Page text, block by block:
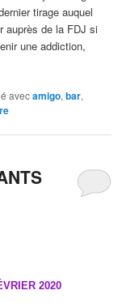
tirage auquel
auprès de la FDJ si
une addiction,
avecamigo,bar,
2020